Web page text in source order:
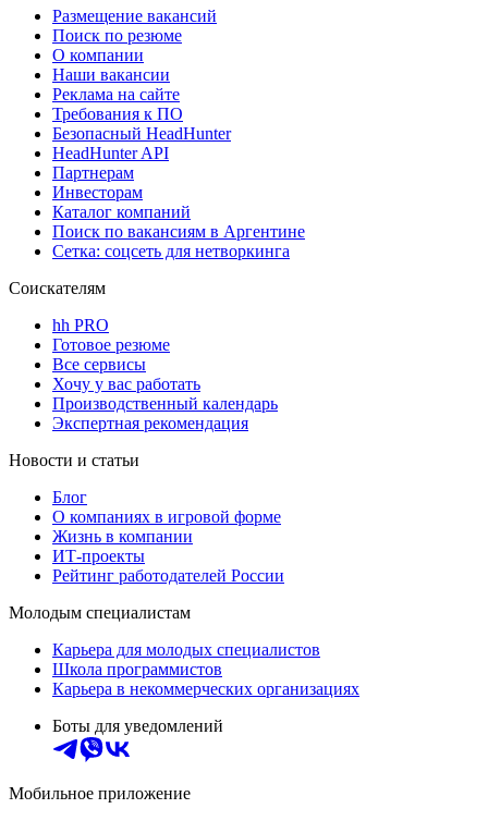
Размещение вакансий
Поиск по резюме
О компании
Наши вакансии
Реклама на сайте
Требования к ПО
Безопасный HeadHunter
HeadHunter API
Партнерам
Инвесторам
Каталог компаний
Поиск по вакансиям в Аргентине
Сетка: соцсеть для нетворкинга
Соискателям
hh PRO
Готовое резюме
Все сервисы
Хочу у вас работать
Производственный календарь
Экспертная рекомендация
Новости и статьи
Блог
О компаниях в игровой форме
Жизнь в компании
ИТ-проекты
Рейтинг работодателей России
Молодым специалистам
Карьера для молодых специалистов
Школа программистов
Карьера в некоммерческих организациях
Боты для уведомлений
Мобильное приложение